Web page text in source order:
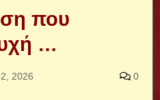
που
…
2026 0